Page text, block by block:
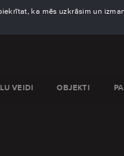
ka mēs uzkrāsim un
VEIDI OBJEKTI